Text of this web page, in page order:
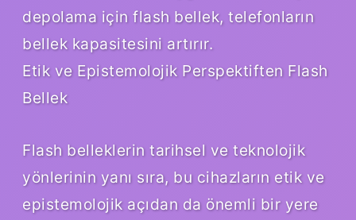
depolama için flash bellek, telefonların
bellek kapasitesini artırır.
Etik ve Epistemolojik Perspektiften Flash
Bellek
Flash belleklerin tarihsel ve teknolojik
yönlerinin yanı sıra, bu cihazların etik ve
epistemolojik açıdan da önemli bir yere